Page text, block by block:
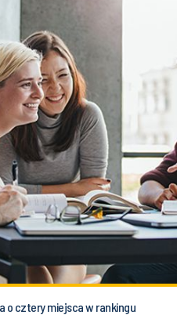
o cztery miejsca w rankingu